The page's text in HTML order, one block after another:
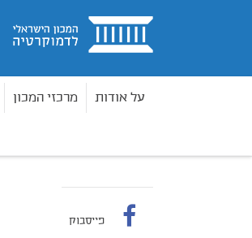
בית
על אודות מרכזי המכון
פייסבוק